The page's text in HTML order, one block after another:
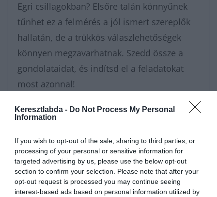
Keresztlabda - Do Not Process My Personal
Information
If you wish to opt-out of the sale, sharing to third parties, or
processing of your personal or sensitive information for
targeted advertising by us, please use the below opt-out
section to confirm your selection. Please note that after your
opt-out request is processed you may continue seeing
interest-based ads based on personal information utilized by
Egri csillagokban? Elsőre talán könnyűnek
tűnhet ez a felmérés a jól ismert szereplők
hallatán, de a trükkös válaszlehetőségek
könnyen megzavarhatnak. Szedd össze a
gondolataidat, és indítsd el a feladatokat
most azonnal!
Amikor a végére értél ennek az irodalmi
archívumában még rengeteg szuper kvíz vár
rád. Ne tartsd magadban az elért
eredményt, csatlakozz a Kvízkuckó Facebook
csoportközösségéhez, és vitasd meg a